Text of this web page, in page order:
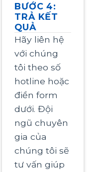
BƯỚC 4:
TRẢ KẾT
QUẢ
Hãy liên hệ
với chúng
tôi theo số
hotline hoặc
điền form
dưới. Đội
ngũ chuyên
gia của
chúng tôi sẽ
tư vấn giúp